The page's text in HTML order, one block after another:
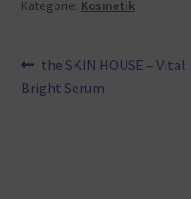
Kategorie: Kosmetik
Vorheriger
Beitrag:
the SKIN HOUSE – Vital
Bright Serum